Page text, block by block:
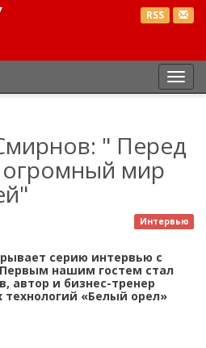
RSS
" Перед
мир
Интервью
серию интервью с
нашим гостем стал
автор и бизнес-тренер
технологий «Белый орел»